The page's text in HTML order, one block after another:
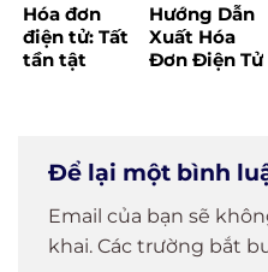
Hóa đơn
điện tử: Tất
tần tật
khai
Hướng Dẫn
Xuất Hóa
Đơn Điện Tử
Hiệu Quả
Để lại một bình
Email của bạn sẽ
khai. Các trường bắt